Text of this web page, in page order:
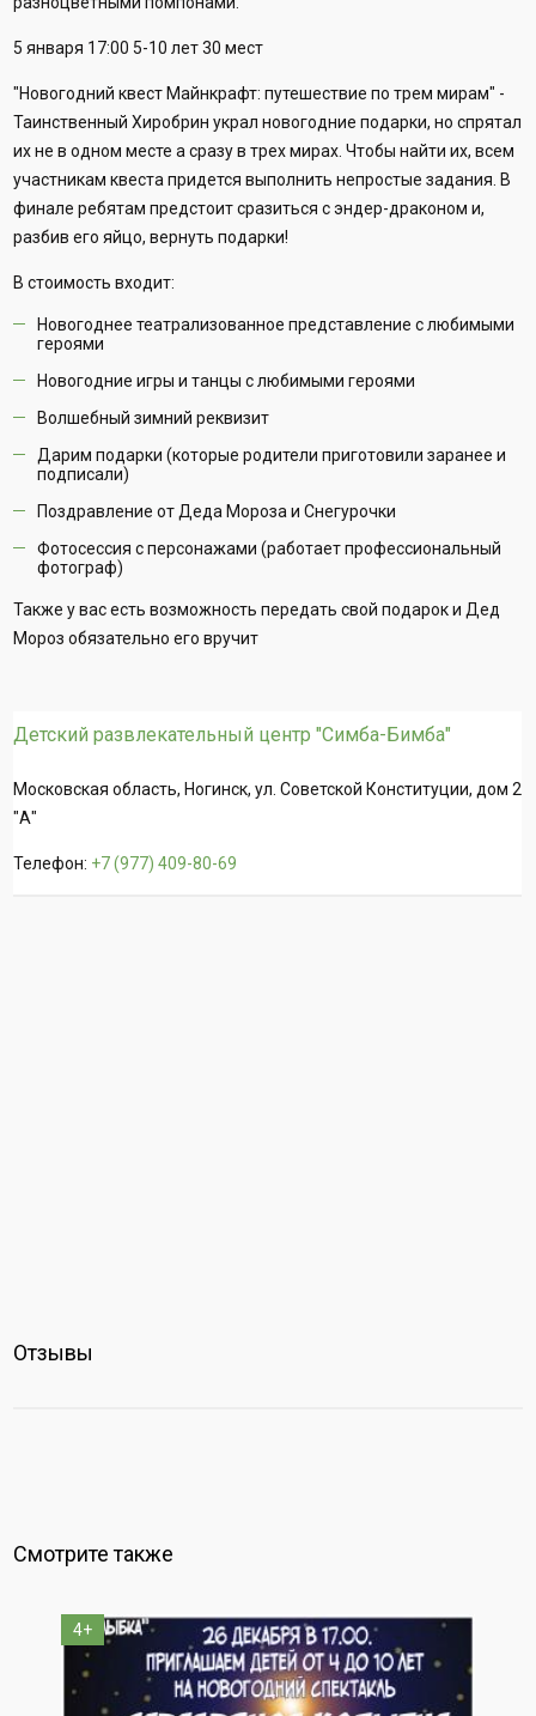
5 января 17:00 5-10 лет 30 мест
"Новогодний квест Майнкрафт: путешествие по трем мирам" -
Таинственный Хиробрин украл новогодние подарки, но спрятал
их не в одном месте а сразу в трех мирах. Чтобы найти их, всем
участникам квеста придется выполнить непростые задания. В
финале ребятам предстоит сразиться с эндер-драконом и,
разбив его яйцо, вернуть подарки!
В стоимость входит:
Новогоднее театрализованное представление с любимыми
героями
Новогодние игры и танцы с любимыми героями
Волшебный зимний реквизит
Дарим подарки (которые родители приготовили заранее и
подписали)
Поздравление от Деда Мороза и Снегурочки
Фотосессия с персонажами (работает профессиональный
фотограф)
Также у вас есть возможность передать свой подарок и Дед
Мороз обязательно его вручит
Детский развлекательный центр "Симба-Бимба"
Московская область, Ногинск, ул. Советской Конституции, дом 2
"А"
Телефон: +7 (977) 409-80-69
Отзывы
Смотрите также
4+